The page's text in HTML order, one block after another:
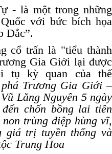
- là một trong những
với bức bích họa
Đắc”.
cổ trấn là "tiểu thành
Gia Giới lại được
tụ kỳ quan của thế
Trương Gia Giới –
Lăng Nguyên 5 ngày
chốn bồng lai tiên
trùng điệp hùng vĩ,
giá trị tuyền thống và
Trung Hoa